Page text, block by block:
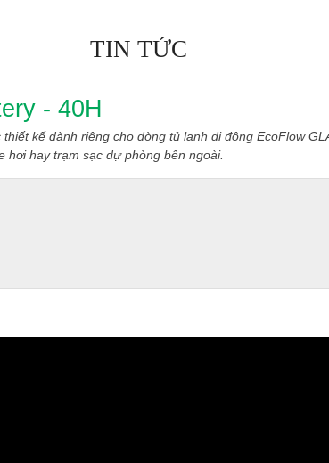
TIN TỨC
- 40H
kế dành riêng cho dòng tủ lạnh di động EcoFlow
hơi hay trạm sạc dự phòng bên ngoài.